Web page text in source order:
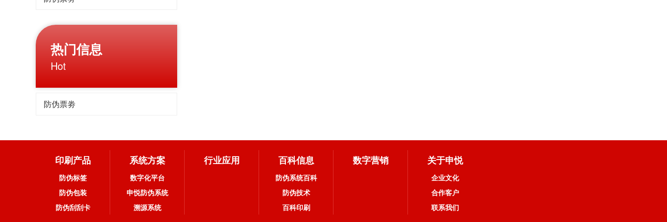
热门信息
Hot
防伪票劵
印刷产品
防伪标签
防伪包装
防伪刮刮卡
系统方案
数字化平台
申悦防伪系统
溯源系统
行业应用 百科信息
防伪系统百科
防伪技术
百科印刷
数字营销 关于申悦
企业文化
合作客户
联系我们